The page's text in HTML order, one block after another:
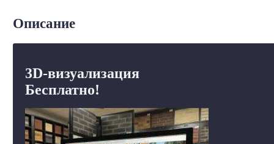
Описание
3D-визуализация
Бесплатно!